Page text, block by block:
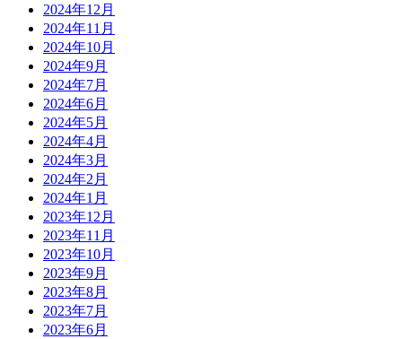
2024年12月
2024年11月
2024年10月
2024年9月
2024年7月
2024年6月
2024年5月
2024年4月
2024年3月
2024年2月
2024年1月
2023年12月
2023年11月
2023年10月
2023年9月
2023年8月
2023年7月
2023年6月